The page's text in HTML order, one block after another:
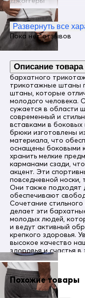
Пол
Мужской
Цвет
Серый
Материал
Бархат, Эластан,
материалы,
Состав
94% полиэстер 6%
Материал подкладки
Без подкладки
Внутренние швы
Прошиты
Материал
Без наполнителя
Вид застежки
Без застежки
Тип кармана
Прорезной/
Покрой брюк
Прямой/Зауженный
Вид принта
Однотонный - Принт/
Особенность ткани
Гладкая
Развернуть все
Пока нет отзывов
Описание товара
бархатного
трикотажные штаны
штаны, которые
молодого человека.
сужается в области
современный и
вставками в
брюки изготовлены
материала, что
оснащены боковыми
хранить мелкие
карманами сзади,
акцент. Эти
повседневной
Они также подходят
обеспечивают
Сочетание
делает эти
молодых людей,
и ведут активный
крепкого здоровья.
высокое качество
здоровья и счастья
Похожие товары